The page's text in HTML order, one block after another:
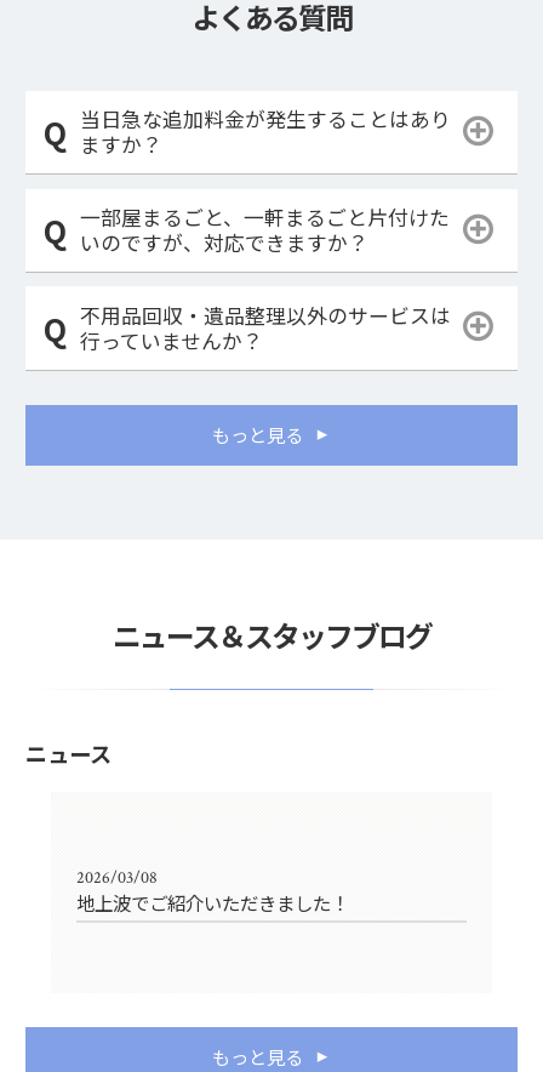
よくある質問
当日急な追加料金が発生することはあり
ますか？
一部屋まるごと、一軒まるごと片付けた
いのですが、対応できますか？
不用品回収・遺品整理以外のサービスは
行っていませんか？
もっと見る
ニュース＆スタッフブログ
ニュース
2026/03/08
地上波でご紹介いただきました！
もっと見る